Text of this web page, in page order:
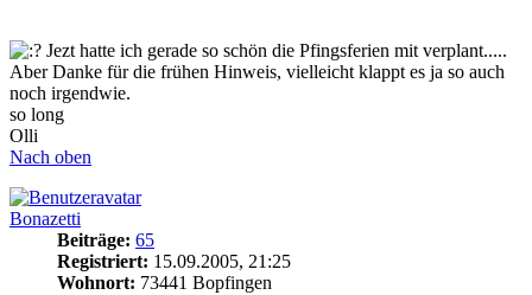
Jezt hatte ich gerade so schön die Pfingsferien mit verplant.....
Aber Danke für die frühen Hinweis, vielleicht klappt es ja so auch
noch irgendwie.
so long
Olli
Nach oben
Bonazetti
Beiträge: 65
Registriert: 15.09.2005, 21:25
Wohnort: 73441 Bopfingen